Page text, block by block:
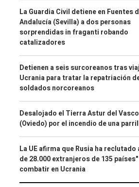
La Guardia Civil detiene en Fuentes
Andalucía (Sevilla) a dos personas
sorprendidas in fraganti robando
catalizadores
Detienen a seis surcoreanos tras
Ucrania para tratar la repatriación
soldados norcoreanos
Desalojado el Tierra Astur del Vasco
(Oviedo) por el incendio de una
La UE afirma que Rusia ha reclutado
de 28.000 extranjeros de 135
combatir en Ucrania